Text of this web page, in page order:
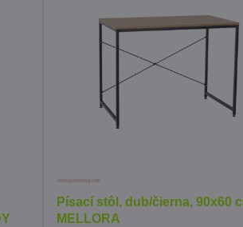
Písací stôl, dub/čierna, 90x60
MELLORA
20,14 €
20%
Dráha pre autíčka set 9 v 1